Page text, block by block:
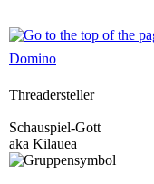
Domino
Threadersteller
Schauspiel-Gott
aka Kilauea